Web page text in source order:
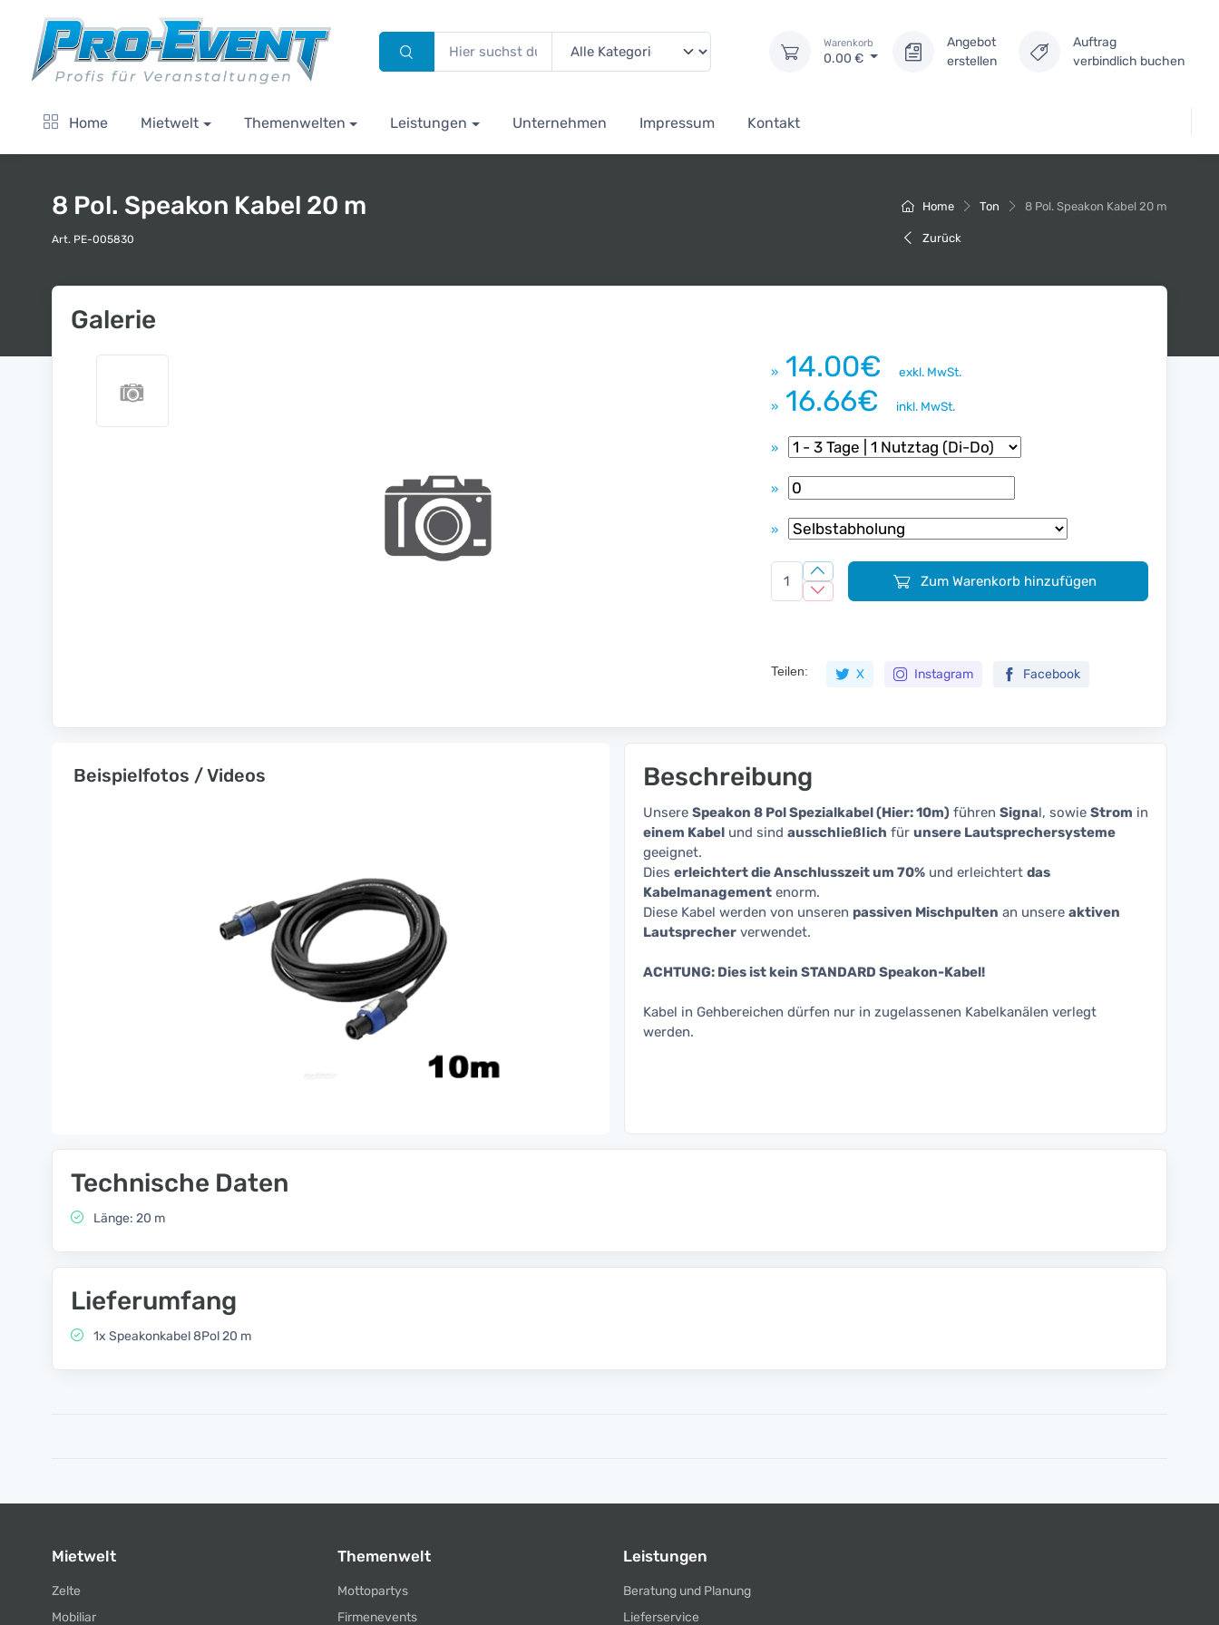
Warenkorb
0.00 €
Angebot
erstellen
Auftrag
verbindlich buchen
Home Mietwelt Themenwelten Leistungen Unternehmen Impressum Kontakt
Home Ton 8 Pol. Speakon Kabel 20 m
Zurück
8 Pol. Speakon Kabel 20 m
Art. PE-005830
Galerie
» 14.00€ exkl. MwSt.
» 16.66€ inkl. MwSt.
»
»
»
Zum Warenkorb hinzufügen
Teilen: X Instagram Facebook
Beispielfotos / Videos Beschreibung
Unsere Speakon 8 Pol Spezialkabel (Hier: 10m) führen Signal, sowie Strom in
einem Kabel und sind ausschließlich für unsere Lautsprechersysteme
geeignet.
Dies erleichtert die Anschlusszeit um 70% und erleichtert das
Kabelmanagement enorm.
Diese Kabel werden von unseren passiven Mischpulten an unsere aktiven
Lautsprecher verwendet.
ACHTUNG: Dies ist kein STANDARD Speakon-Kabel!
Kabel in Gehbereichen dürfen nur in zugelassenen Kabelkanälen verlegt
werden.
Technische Daten
Länge: 20 m
Lieferumfang
1x Speakonkabel 8Pol 20 m
Mietwelt
Zelte
Mobiliar
Themenwelt
Mottopartys
Firmenevents
Leistungen
Beratung und Planung
Lieferservice